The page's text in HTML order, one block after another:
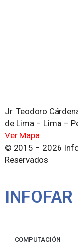
Jr. Teodoro
de Lima – Lima –
Ver Mapa
© 2015 – 2026
Reservados
COMPUTACIÓN